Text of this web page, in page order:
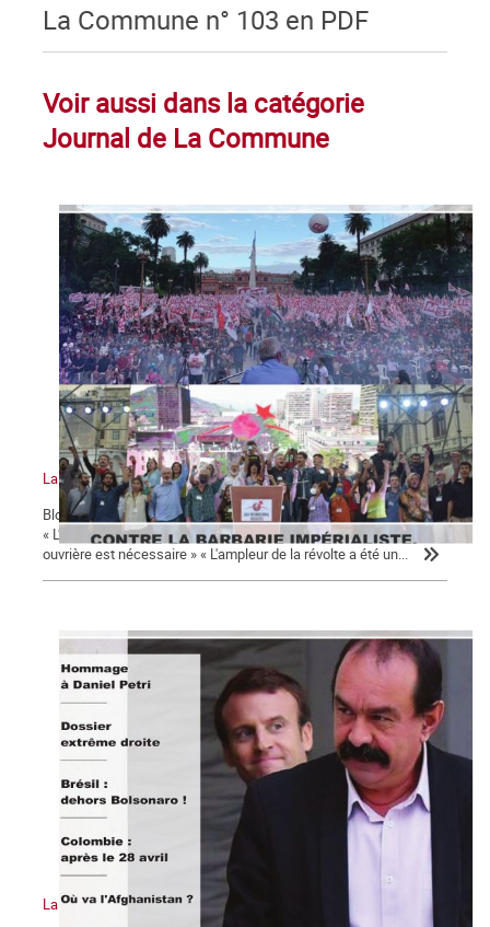
La Commune n° 103 en PDF
Voir aussi dans la catégorie
Journal de La Commune
La Commune n°130
Bloc-notes la Commune n°130 17 octobre 1961 : un crime d'État !
« L’irruption d’un mouvement de masse mené par la classe
ouvrière est nécessaire » « L'ampleur de la révolte a été un...
La Commune n°129